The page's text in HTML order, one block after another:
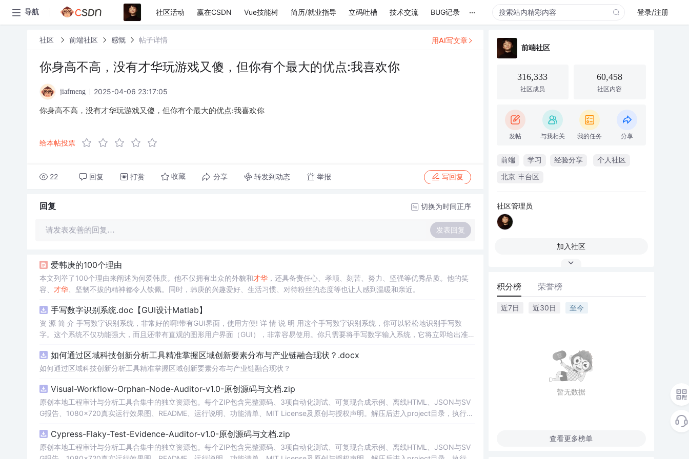
导航 社区活动 赢在CSDN Vue技能树 简历/就业指导 立码吐槽 技术交流 BUG记录 ... 登录/注册
社区 前端社区 感慨 帖子详情
你身高不高，没有才华玩游戏又傻，但你有个最大的优点:我喜欢你
jiafmeng 2025-04-06 23:17:05
你身高不高，没有才华玩游戏又傻，但你有个最大的优点:我喜欢你
给本帖投票
22 回复 打赏 收藏 分享 转发到动态 举报 写回复
用AI写文章
回复 切换为时间正序
请发表友善的回复… 发表回复
爱韩庚的100个理由
本文列举了100个理由来阐述为何爱韩庚。他不仅拥有出众的外貌和才华，还具备责任心、孝顺、刻苦、努力、坚强等优秀品质。他的笑
容、 才华、坚韧不拔的精神都令人钦佩。同时，韩庚的兴趣爱好、生活习惯、对待粉丝的态度等也让人感到温暖和亲近。
手写数字识别系统.doc【GUI设计Matlab】
资 源 简 介 手写数字识别系统，非常好的啊!带有GUI界面，使用方便! 详 情 说 明 用这个手写数字识别系统，你可以轻松地识别手写数
字。这个系统不仅功能强大，而且还带有直观的图形用户界面（GUI），非常容易使用。你只需要将手写数字输入系统，它将立即给出准确
便和实用的工具，你一定会喜欢它的！
如何通过区域科技创新分析工具精准掌握区域创新要素分布与产业链融合现状？.docx
如何通过区域科技创新分析工具精准掌握区域创新要素分布与产业链融合现状？
Visual-Workflow-Orphan-Node-Auditor-v1.0-原创源码与文档.zip
原创本地工程审计与分析工具合集中的独立资源包。每个ZIP包含完整源码、3项自动化测试、可复现合成示例、离线HTML、JSON与SV
G报告、1080×720真实运行效果图、README、运行说明、功能清单、MIT License及原创与授权声明。解压后进入project目录，执行np
源码、Logo、官方截图、论文、生产日志或其他受限素材。适合前端开发、AI应用工程、测试审计和课程实践。
Cypress-Flaky-Test-Evidence-Auditor-v1.0-原创源码与文档.zip
原创本地工程审计与分析工具合集中的独立资源包。每个ZIP包含完整源码、3项自动化测试、可复现合成示例、离线HTML、JSON与SV
前端社区
316,333
社区成员
60,458
社区内容
发帖 与我相关 我的任务 分享
前端 学习 经验分享 个人社区
北京·丰台区
社区管理员
加入社区
积分榜 荣誉榜
近7日 近30日 至今
暂无数据
查看更多榜单